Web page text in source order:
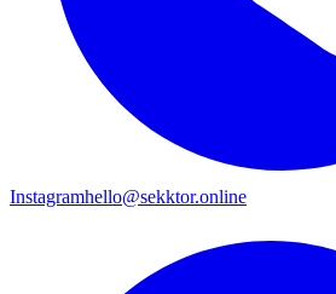
Instagramhello@sekktor.online